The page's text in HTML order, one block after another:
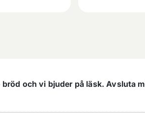
och vi bjuder på läsk. Avsluta